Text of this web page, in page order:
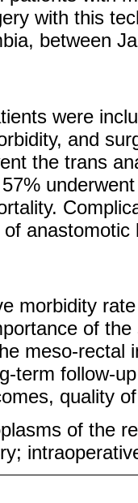
with this
between
were
and
the trans
anastomotic
morbidity
of
meso-rectal
term follow-
quality
of the